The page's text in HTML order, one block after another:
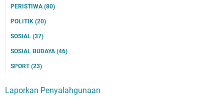
PERISTIWA (80)
POLITIK (20)
SOSIAL (37)
SOSIAL BUDAYA (46)
SPORT(23)
Laporkan Penyalahgunaan